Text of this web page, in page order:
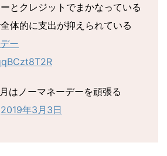
とクレジットでまかなっている
体的に支出が抑えられている
ー
はノーマネーデーを頑張る
2019年3月3日